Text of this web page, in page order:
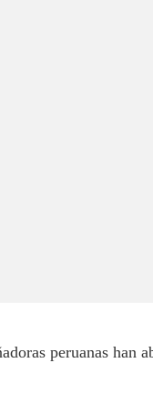
peruanas han